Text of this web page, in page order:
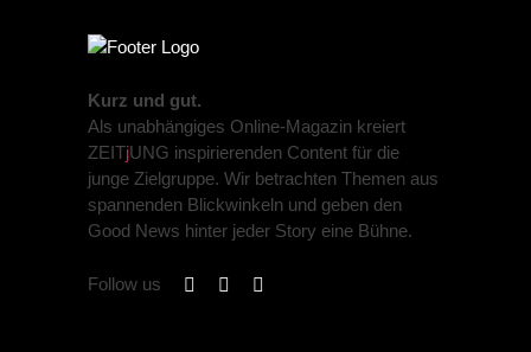
Kurz und gut.
Als unabhängiges Online-Magazin kreiert
ZEITjUNG inspirierenden Content für die
junge Zielgruppe. Wir betrachten Themen aus
spannenden Blickwinkeln und geben den
Good News hinter jeder Story eine Bühne.
Follow us